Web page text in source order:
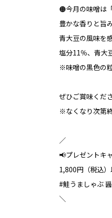
🟠今月の味噌は
豊かな香りと旨
青大豆の風味を
塩分11％、青大
※味噌の黒色の
ぜひご賞味くだ
※なくなり次第
／
📢プレゼントキ
1,800円（税込
#鮭うましゃぶ
＼